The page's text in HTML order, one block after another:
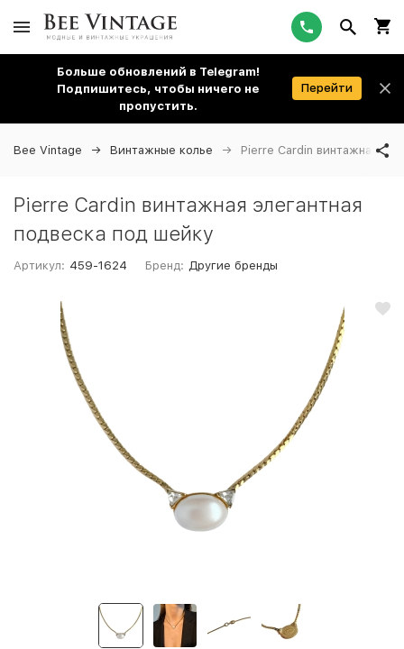
Больше обновлений в Telegram!
Подпишитесь, чтобы ничего не
пропустить.
Перейти
Bee Vintage Винтажные колье Pierre Cardin винтажная
Pierre Cardin винтажная элегантная
подвеска под шейку
Артикул: 459-1624 Бренд: Другие бренды